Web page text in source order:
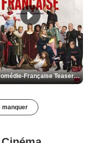
De la Comédie-Française Teaser VF
manquer